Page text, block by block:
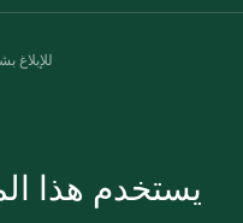
للإبلاغ
يستخدم هذا